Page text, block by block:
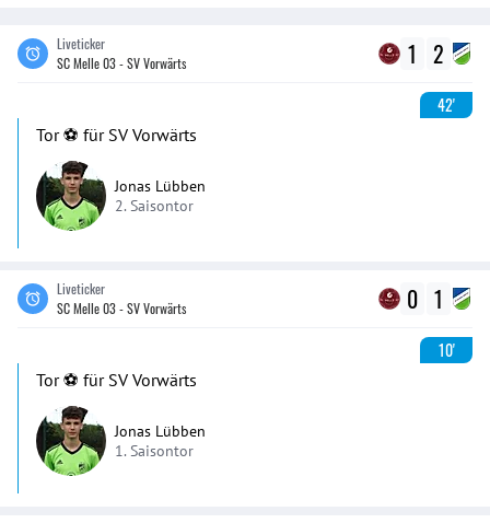
Liveticker
SC Melle 03 - SV Vorwärts
1 2
42'
Tor ⚽️ für SV Vorwärts
Jonas Lübben
2. Saisontor
Liveticker
SC Melle 03 - SV Vorwärts
0 1
10'
Tor ⚽️ für SV Vorwärts
Jonas Lübben
1. Saisontor